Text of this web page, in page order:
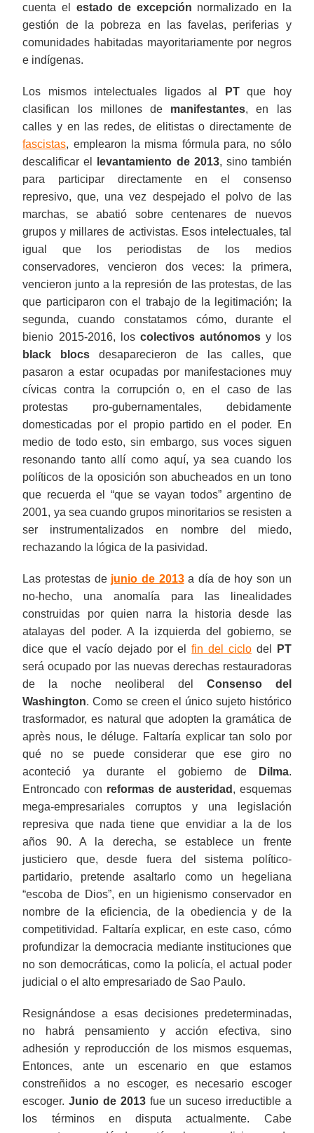
cuenta el estado de excepción normalizado en la
gestión de la pobreza en las favelas, periferias y
comunidades habitadas mayoritariamente por negros
e indígenas.
Los mismos intelectuales ligados al PTque hoy
clasifican los millones de manifestantes, en las
calles y en las redes, de elitistas o directamente de
fascistas, emplearon la misma fórmula para, no sólo
descalificar el
levantamiento de 2013, sino también
para participar directamente en el consenso
represivo, que, una vez despejado el polvo de las
marchas, se abatió sobre centenares de nuevos
grupos y millares de activistas. Esos intelectuales, tal
igual que los periodistas de los medios
conservadores, vencieron dos veces: la primera,
vencieron junto a la represión de las protestas, de las
que participaron con el trabajo de la legitimación; la
segunda, cuando constatamos cómo, durante el
bienio 2015-2016, los colectivos autónomos y los
black blocs desaparecieron de las calles, que
pasaron a estar ocupadas por manifestaciones muy
cívicas contra la corrupción o, en el caso de las
protestas pro-gubernamentales, debidamente
domesticadas por el propio partido en el poder. En
medio de todo esto, sin embargo, sus voces siguen
resonando tanto allí como aquí, ya sea cuando los
políticos de la oposición son abucheados en un tono
que recuerda el “que se vayan todos” argentino de
2001, ya sea cuando grupos minoritarios se resisten a
ser instrumentalizados en nombre del miedo,
rechazando la lógica de la pasividad.
Las protestas de junio de 2013a día de hoy son un
no-hecho, una anomalía para las linealidades
construidas por quien narra la historia desde las
atalayas del poder. A la izquierda del gobierno, se
dice que el vacío dejado por elfin del ciclodel
PT
será ocupado por las nuevas derechas restauradoras
de la noche neoliberal del Consenso del
Washington. Como se creen el único sujeto histórico
trasformador, es natural que adopten la gramática de
après nous, le déluge. Faltaría explicar tan solo por
qué no se puede considerar que ese giro no
aconteció ya durante el gobierno de
Dilma.
Entroncado con reformas de austeridad , esquemas
mega-empresariales corruptos y una legislación
represiva que nada tiene que envidiar a la de los
años 90. A la derecha, se establece un frente
justiciero que, desde fuera del sistema político-
partidario, pretende asaltarlo como un hegeliana
“escoba de Dios”, en un higienismo conservador en
nombre de la eficiencia, de la obediencia y de la
competitividad. Faltaría explicar, en este caso, cómo
profundizar la democracia mediante instituciones que
no son democráticas, como la policía, el actual poder
judicial o el alto empresariado de Sao Paulo.
Resignándose a esas decisiones predeterminadas,
no habrá pensamiento y acción efectiva, sino
adhesión y reproducción de los mismos esquemas,
Entonces, ante un escenario en que estamos
constreñidos a no escoger, es necesario escoger
escoger.Junio de 2013fue un suceso irreductible a
los términos en disputa actualmente. Cabe